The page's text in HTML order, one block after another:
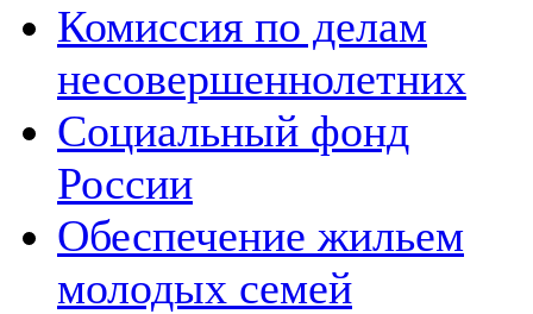
Комиссия по делам
несовершеннолетних
Социальный фонд
России
Обеспечение жильем
молодых семей